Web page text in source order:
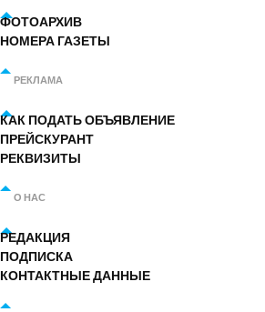
ФОТОАРХИВ
НОМЕРА ГАЗЕТЫ
РЕКЛАМА
КАК ПОДАТЬ ОБЪЯВЛЕНИЕ
ПРЕЙСКУРАНТ
РЕКВИЗИТЫ
О НАС
РЕДАКЦИЯ
ПОДПИСКА
КОНТАКТНЫЕ ДАННЫЕ